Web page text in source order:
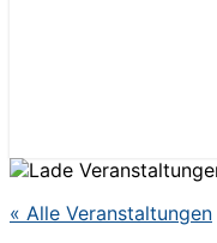
« Alle Veranstaltungen